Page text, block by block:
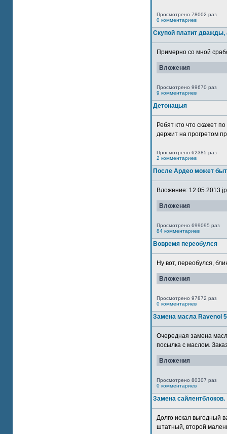
Просмотрено 78002 раз
0 комментариев
Скупой платит
Примерно со мной
Вложения
Просмотрено 99670 раз
9 комментариев
Детонацыя
Ребят кто что скажет
держит на прогретом
Просмотрено 62385 раз
2 комментариев
После Ардео может
Вложение:
Вложения
Просмотрено 699095 раз
84 комментариев
Вовремя переобулся
Ну вот, переобулся,
Вложения
Просмотрено 97872 раз
0 комментариев
Замена масла Ravenol
Очередная замена
посылка с маслом.
Вложения
Просмотрено 80307 раз
0 комментариев
Замена сайлентблоков.
Долго искал выгодный
штатный, второй